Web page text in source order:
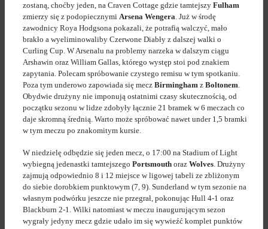
zostaną, choćby jeden, na Craven Cottage gdzie tamtejszy Fulham
zmierzy się z podopiecznymi Arsena Wengera. Już w środę
zawodnicy Roya Hodgsona pokazali, że potrafią walczyć, mało
brakło a wyeliminowaliby Czerwone Diabły z dalszej walki o
Curling Cup. W Arsenalu na problemy narzeka w dalszym ciągu
Arshawin oraz William Gallas, którego występ stoi pod znakiem
zapytania. Polecam spróbowanie czystego remisu w tym spotkaniu.
Poza tym underowo zapowiada się mecz Birmingham z Boltonem.
Obydwie drużyny nie imponują ostatnimi czasy skutecznością, od
początku sezonu w lidze zdobyły łącznie 21 bramek w 6 meczach co
daje skromną średnią. Warto może spróbować nawet under 1,5 bramki
w tym meczu po znakomitym kursie.
W niedzielę odbędzie się jeden mecz, o 17:00 na Stadium of Light
wybiegną jedenastki tamtejszego Portsmouth oraz Wolves. Drużyny
zajmują odpowiednio 8 i 12 miejsce w ligowej tabeli ze zbliżonym
do siebie dorobkiem punktowym (7, 9). Sunderland w tym sezonie na
własnym podwórku jeszcze nie przegrał, pokonując Hull 4-1 oraz
Blackburn 2-1. Wilki natomiast w meczu inaugurującym sezon
wygrały jedyny mecz gdzie udało im się wywieźć komplet punktów